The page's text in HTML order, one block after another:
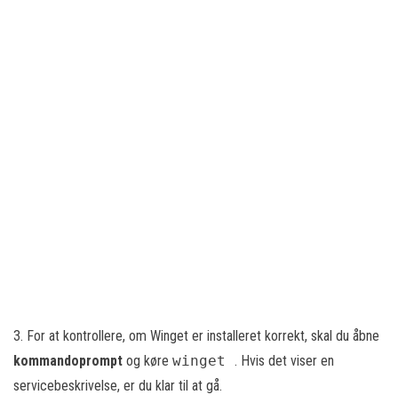
3. For at kontrollere, om Winget er installeret korrekt, skal du åbne
kommandoprompt og køre winget . Hvis det viser en
servicebeskrivelse, er du klar til at gå.